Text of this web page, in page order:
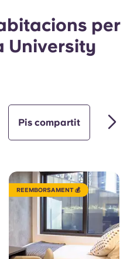
per
University
Pis compartit
REEMBORSAMENT 💰